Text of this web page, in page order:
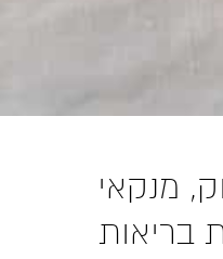
מנקאי
בריאות